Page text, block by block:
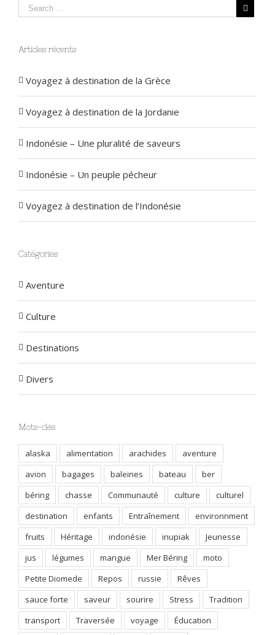
Articles récents
Voyagez à destination de la Grèce
Voyagez à destination de la Jordanie
Indonésie – Une pluralité de saveurs
Indonésie – Un peuple pécheur
Voyagez à destination de l’Indonésie
Catégories
Aventure
Culture
Destinations
Divers
Mots-clés
alaska alimentation arachides
aventure
avion
bagages baleines bateau
ber
béring
chasse Communauté culture
culturel
destination
enfants Entraînement
environnment
fruits
Héritage indonésie inupiak
Jeunesse
jus
légumes mangue Mer Béring
moto
Petite Diomede
Repos russie
Rêves
sauce forte
saveur sourire Stress
Tradition
transport
Traversée voyage
Éducation